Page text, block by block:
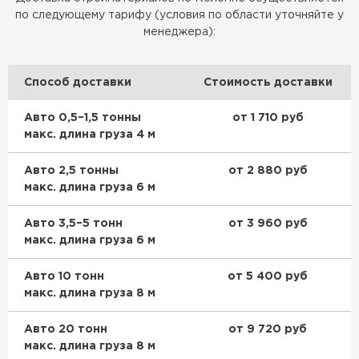
по следующему тарифу (условия по области уточняйте у
менеджера):
Способ доставки Стоимость доставки
Авто 0,5–1,5 тонны
макс. длина груза 4 м
от 1 710 руб
Авто 2,5 тонны
макс. длина груза 6 м
от 2 880 руб
Авто 3,5–5 тонн
макс. длина груза 6 м
от 3 960 руб
Авто 10 тонн
макс. длина груза 8 м
от 5 400 руб
Авто 20 тонн
макс. длина груза 8 м
от 9 720 руб
ПЕРЕЙТИ
Утеплитель Теплекс
ПЕРЕЙТИ
Утеплитель Изомин
ПЕРЕЙТИ
Рулонная кровля Брит
ПЕРЕЙТИ
Утеплитель Knauf
Утеплитель Тимплэкс